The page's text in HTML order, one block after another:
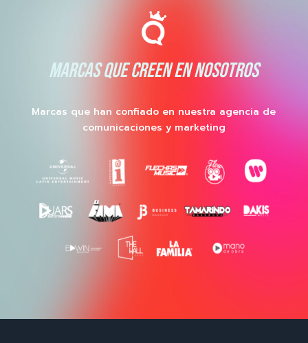
MARCAS QUE CREEN EN NOSOTROS
Marcas que han confiado en nuestra agencia de
comunicaciones y marketing